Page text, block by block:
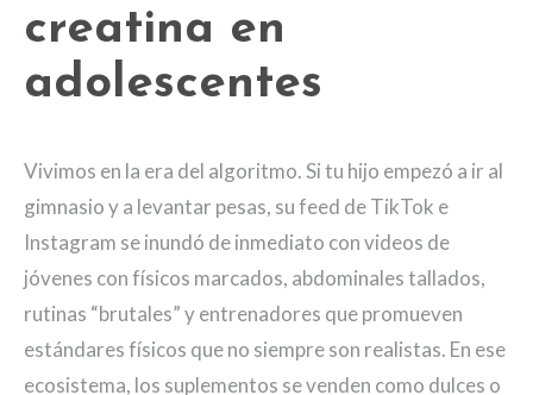
creatina en
adolescentes
Vivimos en la era del algoritmo. Si tu hijo empezó a ir al
gimnasio y a levantar pesas, su feed de TikTok e
Instagram se inundó de inmediato con videos de
jóvenes con físicos marcados, abdominales tallados,
rutinas “brutales” y entrenadores que promueven
estándares físicos que no siempre son realistas. En ese
ecosistema, los suplementos se venden como dulces o